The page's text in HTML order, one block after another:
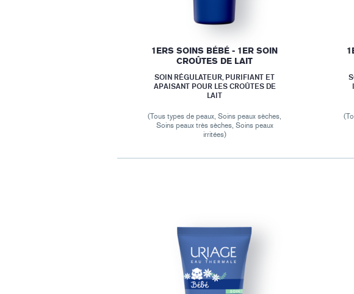
1ERS SOINS BÉBÉ - 1ER SOIN
CROÛTES DE LAIT
SOIN RÉGULATEUR, PURIFIANT ET
APAISANT POUR LES CROÛTES DE
LAIT
(Tous types de peaux, Soins peaux sèches,
Soins peaux très sèches, Soins peaux
irritées)